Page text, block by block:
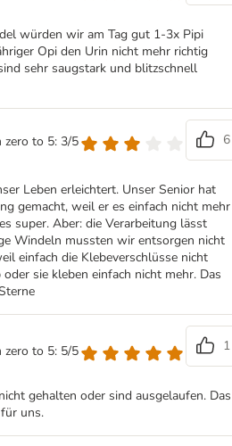
würden wir am Tag gut 1-3x Pipi
Opi den Urin nicht mehr richtig
sehr saugstark und blitzschnell
zero to 5: 3/5
6
Leben erleichtert. Unser Senior hat
gemacht, weil er es einfach nicht mehr
super. Aber: die Verarbeitung lässt
Windeln mussten wir entsorgen nicht
einfach die Klebeverschlüsse nicht
sie kleben einfach nicht mehr. Das
zero to 5: 5/5
1
gehalten oder sind ausgelaufen. Das
uns.